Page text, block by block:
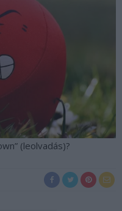
(leolvadás)?